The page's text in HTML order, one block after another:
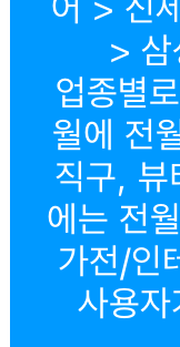
어 > 신
> 삼
업종별
월에 전
직구,
에는 전
가전/인
사용